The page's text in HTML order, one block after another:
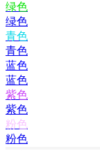
绿色
绿色
青色
青色
蓝色
蓝色
紫色
紫色
粉色
粉色